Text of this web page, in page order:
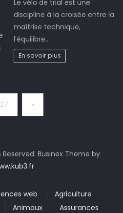
Le vélo de trial est une
discipline à la croisée entre la
maîtrise technique,
l’équilibre…
En savoir plus
27 Next
»
Businex Theme by
web
Agriculture
Animaux
Assurances